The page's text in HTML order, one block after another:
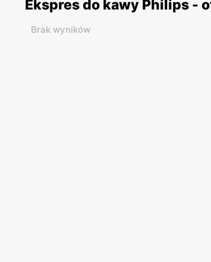
Ekspres do kawy Philips -
Brak wyników